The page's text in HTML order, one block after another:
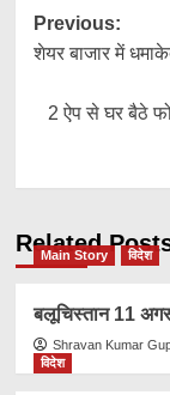
Post
Previous:
शेयर बाजार में
2 ऐप से घर बैठे
Related
Main Story विदेश
बलूचिस्तान 11
Shravan Kumar
विदेश